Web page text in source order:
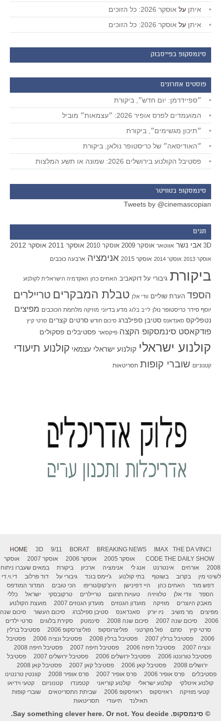
איתן על אוסקר 2026: כל הזוכים
איתן על אוסקר 2026: כל הזוכים
סינמסקופ בפייסבוק
פוסטים אחרונים
״ספיידרמן: יום חדש״, ביקורת
המועמדים לפרס אופיר 2026: ״עצמאות״ מוביל
״תיכון מגשימים״, ביקורת
״האודיסאה״ של כריסטופר נולאן, ביקורת
פסטיבל הקולנוע בירושלים 2026: שמונה או תשע המלצות
סינמסקופ בטוויטר
Tweets by @cinemascopian
תגים
3D אבי נשר אווטאר אוסקר 2009 אוסקר 2010 אוסקר 2011 אוסקר 2012
אוסקר 2013 אוסקר 2014 אוסקר 2015 אנימציה ארבעה כוכבים
ביקורת גיבורי על דוקאביב האחים כהן האקדמיה הישראלית לקולנוע
הספד הערת שוליים וודי אלן טבלת המבקרים טריילרים
יוסף סידר כריסטופר נולן לייב בלוג מדע בדיוני מוזיקה מלחמת הכוכבים מפיצים
נטפליקס סאנדאנס סטיבן ספילברג סיכום חודש סרטים קצרים סרטי קיץ
פודקאסט סינמסקופ הקצה פיקסאר פסטיבלים פסקולים
קולנוע ישראלי קולנוע ישראלי עצמאי קולנוע תיעודי
קטנוניזם שוברי קופות תסריטאות
HOME 3D 9/11 BORAT BREAKING NEWS IMAX
THE DA VINCI
CODE THE DAILY SHOW אוסקר 2005 אוסקר 2006 אוסקר 2007
אוסקר
2008
אורחים אינטרנט אנג לי אנימציה ארכיון ביקורת
במאים שעברו ניתוח
לשינוי מין
בקרוב בשוטף בתי קולנוע ג'יימס בונד גיבורי על דוד פרלוב
די.וי.די
דפש מוד
האחים כהן היי דפינישן היצ'קוק/טריפו הכי טובים
המדור המודפס
הספד
וודי אלן טלוויזיה טעויות תרגום טריילרים טרקובסקי ישראל
כללי
מאבק היוצרים
מוזיקה מועדון הגנוזים מועדון הגנוזים 2007
מועצת הקולנוע
מפיצים
מר משיב ניו יורק סאנדאנס סטיבן ספילברג סיכום העשור
סיכום שנה
2006
סיכום שנה 2007 סיכום שנה 2008 סינמטק סקירת בלוגים
סרטי ילדים
סרטי קיץ
סתם פול מקרטני פוליצרוסקופ פוליצרסקופ 2006
פסטיבל ברלין
2006
פסטיבל ברלין 2007 פסטיבל ברלין 2008 פסטיבל ונציה 2006
פסטיבל
ונציה 2007
פסטיבל חיפה 2006 פסטיבל חיפה 2007
פסטיבל חיפה 2008
פסטיבל טורונטו 2006
פסטיבל ירושלים 2006 פסטיבל ירושלים 2007
פסטיבל
ירושלים 2008
פסטיבל קאן 2006 פסטיבל קאן 2007
פסטיבל קאן 2008
פסטיבלים
פרס אופיר 2006 פרס אופיר 2007 פרס אופיר 2008
קוונטין טרנטינו
קולנוע איטלקי
קולנוע ישראלי קולנוע קוריאני קטמנדו קטנוניזם
קטעי וידיאו
קטעי מוזיקה
ראזיסקופ ראזיסקופ 2006 שביתת התסריטאים
שוברי קופות
תאילנד
תיעודי תסריטאות
© סינמסקופ. Say something clever here. Or not. You decide.